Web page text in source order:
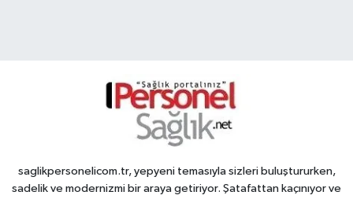
saglikpersonelicom.tr, yepyeni temasıyla sizleri buluştururken,
sadelik ve modernizmi bir araya getiriyor. Şatafattan kaçınıyor ve